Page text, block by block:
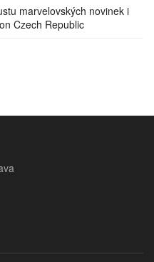
marvelovských novinek i
Czech Republic